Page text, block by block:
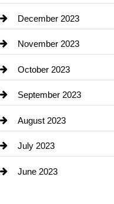
counseling
Cremation Service
Custom Window Covering
Damage Restoration
Dance School
Dance Studio
Dental Care
December 2023
November 2023
October 2023
September 2023
August 2023
July 2023
June 2023